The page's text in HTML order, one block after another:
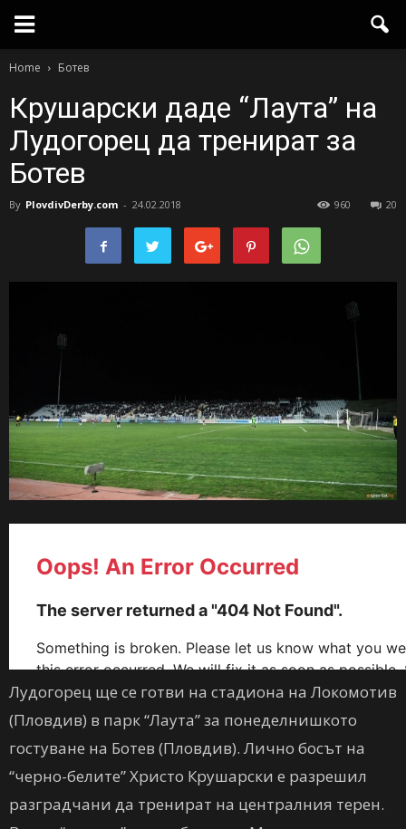
Home Ботев
Крушарски даде “Лаута” на
Лудогорец да тренират за
Ботев
By PlovdivDerby.com - 24.02.2018 20
960
Лудогорец ще се готви на стадиона на Локомотив
(Пловдив) в парк “Лаута” за понеделнишкото
гостуване на Ботев (Пловдив). Лично босът на
“черно-белите” Христо Крушарски е разрешил
разградчани да тренират на централния терен.